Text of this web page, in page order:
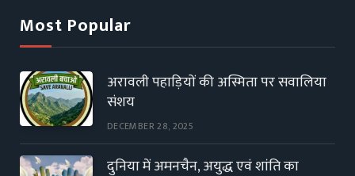
Most Popular
अरावली पहाड़ियों की अस्मिता पर सवालिया
संशय
DECEMBER 28, 2025
दुनिया में अमनचैन, अयुद्ध एवं शांति का